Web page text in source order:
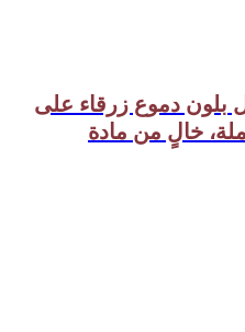
بلون دموع زرقاء على
خالٍ من مادة